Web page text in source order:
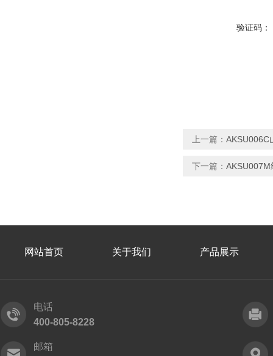
验证码：
上一篇： AKSU006C
下一篇：
网站首页 关于我们 产品展示
电话
400-805-8228
邮箱